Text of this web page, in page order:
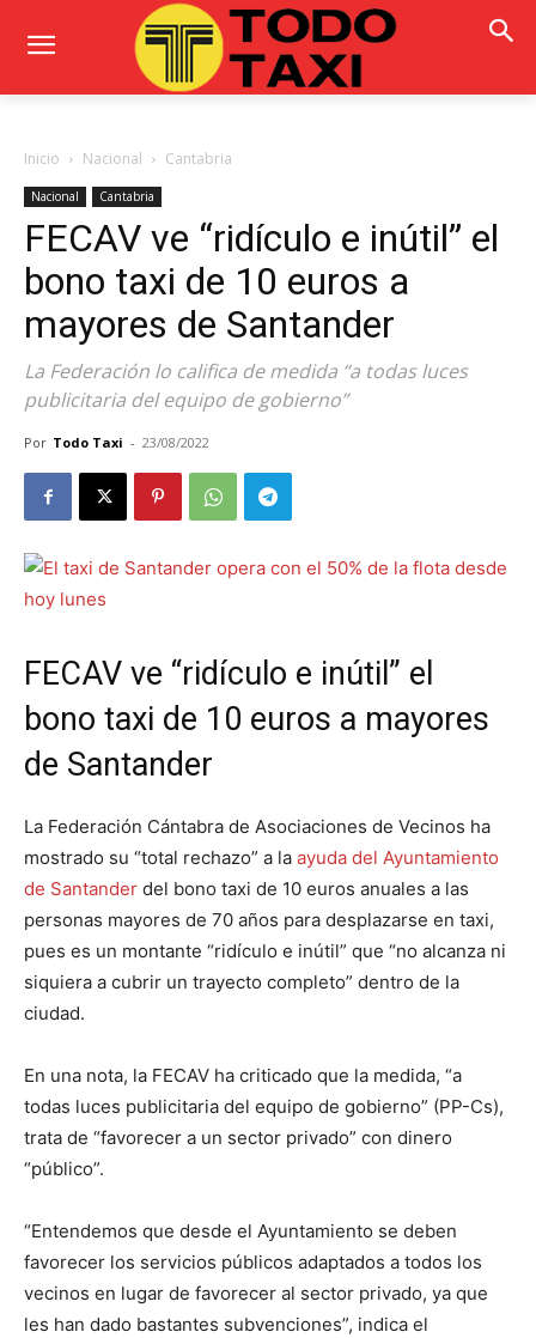
Inicio Nacional Cantabria
Nacional Cantabria
FECAV ve “ridículo e inútil” el
bono taxi de 10 euros a
mayores de Santander
La Federación lo califica de medida “a todas luces
publicitaria del equipo de gobierno”
Por Todo Taxi - 23/08/2022
FECAV ve “ridículo e inútil” el
bono taxi de 10 euros a mayores
de Santander
La Federación Cántabra de Asociaciones de Vecinos ha
mostrado su “total rechazo” a la ayuda del Ayuntamiento
de Santander del bono taxi de 10 euros anuales a las
personas mayores de 70 años para desplazarse en taxi,
pues es un montante “ridículo e inútil” que “no alcanza ni
siquiera a cubrir un trayecto completo” dentro de la
ciudad.
En una nota, la FECAV ha criticado que la medida, “a
todas luces publicitaria del equipo de gobierno” (PP-Cs),
trata de “favorecer a un sector privado” con dinero
“público”.
“Entendemos que desde el Ayuntamiento se deben
favorecer los servicios públicos adaptados a todos los
vecinos en lugar de favorecer al sector privado, ya que
les han dado bastantes subvenciones”, indica el